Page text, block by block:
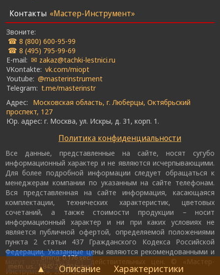
▲ Описание Характеристики
timing: 0.176 sec.
mem. us.: 1'845'240,00 bytes
Контакты «Мастер-Инструмент»
Звоните:
☎ 8 (800) 600-95-99
☎ 8 (495) 795-99-69
E-mail: ✉ zakaz@tachki-lestnici.ru
VKontakte: vk.com/miopt
Youtube: @masterinstrument
Telegram: t.me/masterinstr
Адрес: Московская область, г. Люберцы, Октябрьский
проспект, 127
Юр. адрес: г. Москва, ул. Искры, д. 31, корп. 1.
Политика конфиденциальности
Все данные, представленные на сайте, носят сугубо
информационный характер и не являются исчерпывающими.
Для более подробной информации следует обращаться к
менеджерам компании по указанным на сайте телефонам.
Вся представленная на сайте информация, касающаяся
комплектации, технических характеристик, цветовых
сочетаний, а также стоимости продукции – носит
информационный характер и ни при каких условиях не
является публичной офертой, определяемой положениями
пункта 2 статьи 437 Гражданского Кодекса Российской
Федерации. Указанные цены являются рекомендованными и
могут отличаться от действительных цен. © «Мастер-
Инструмент», 2005-2026.